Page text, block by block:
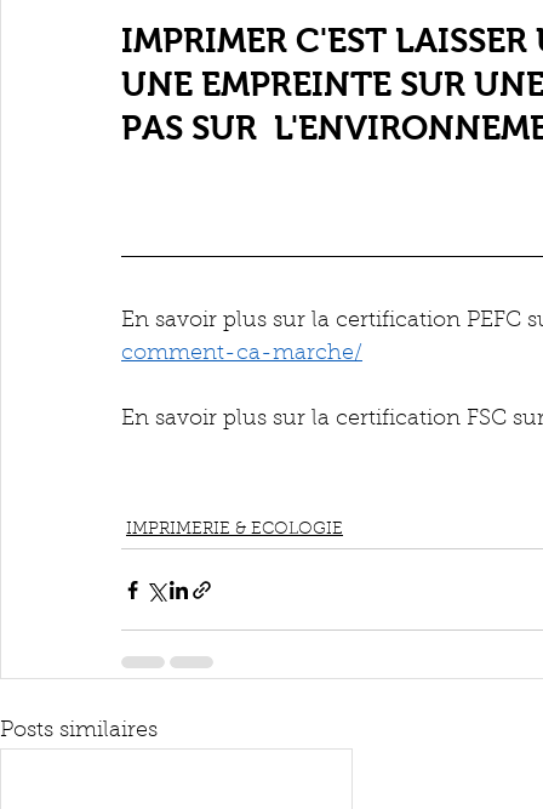
IMPRIMER C'EST LAISSER
UNE EMPREINTE SUR
PAS SUR
En savoir plus sur la certification PEFC
comment-ca-marche/
En savoir plus sur la certification FSC
IMPRIMERIE & ECOLOGIE
Posts similaires